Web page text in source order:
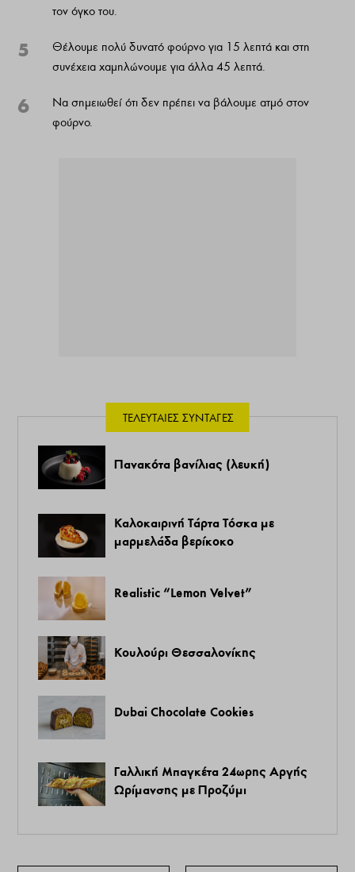
τον όγκο του.
5
Θέλουμε πολύ δυνατό φούρνο για 15 λεπτά και στη
συνέχεια χαμηλώνουμε για άλλα 45 λεπτά.
6
Να σημειωθεί ότι δεν πρέπει να βάλουμε ατμό στον
φούρνο.
ΤΕΛΕΥΤΑΊΕΣ ΣΥΝΤΑΓΈΣ
Πανακότα βανίλιας (λευκή)
Καλοκαιρινή Τάρτα Τόσκα με
μαρμελάδα βερίκοκο
Realistic “Lemon Velvet”
Κουλούρι Θεσσαλονίκης
Dubai Chocolate Cookies
Γαλλική Μπαγκέτα 24ωρης Αργής
Ωρίμανσης με Προζύμι